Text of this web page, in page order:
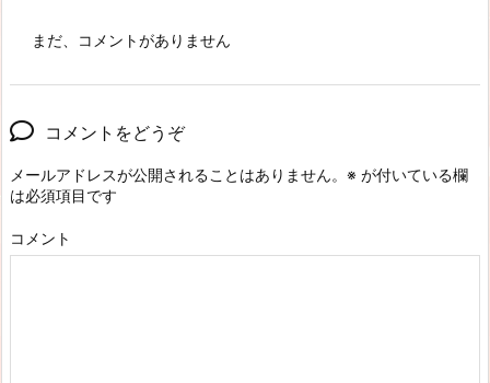
まだ、コメントがありません
コメントをどうぞ
メールアドレスが公開されることはありません。 ※ が付いている欄
は必須項目です
コメント